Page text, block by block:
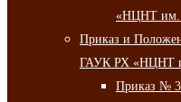
«НЦНТ им.
Приказ и
ГАУК РХ «НЦНТ
Приказ №